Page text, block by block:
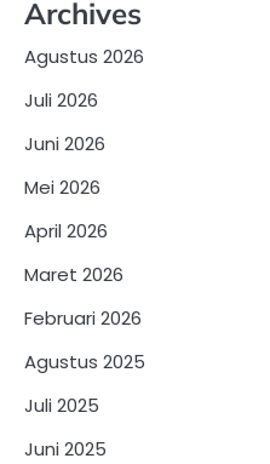
Archives
Agustus 2026
Juli 2026
Juni 2026
Mei 2026
April 2026
Maret 2026
Februari 2026
Agustus 2025
Juli 2025
Juni 2025